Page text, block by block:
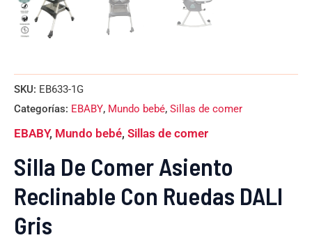
SKU: EB633-1G
Categorías: EBABY, Mundo bebé, Sillas de comer
EBABY, Mundo bebé, Sillas de comer
Silla De Comer Asiento
Reclinable Con Ruedas DALI
Gris